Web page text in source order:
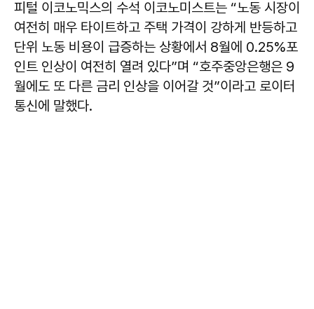
피털 이코노믹스의 수석 이코노미스트는 “노동 시장이
여전히 매우 타이트하고 주택 가격이 강하게 반등하고
단위 노동 비용이 급증하는 상황에서 8월에 0.25%포
인트 인상이 여전히 열려 있다”며 “호주중앙은행은 9
월에도 또 다른 금리 인상을 이어갈 것”이라고 로이터
통신에 말했다.